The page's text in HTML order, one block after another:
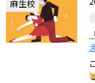
麻生校